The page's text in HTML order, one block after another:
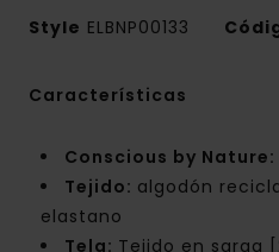
Style ELBNP00133
Características
Conscious by Nature:
Tejido: algodón
elastano
Tela: Tejido en sarga